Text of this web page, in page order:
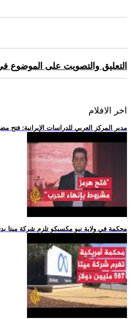
التعليق والتصويت على الموضوع
اخر الافلام
.. مدير المركز العربي للدراسات الإيرانية:
.. محكمة في ولاية نيو مكسيكو تلزم شركة ميتا بدفع 567 مليون